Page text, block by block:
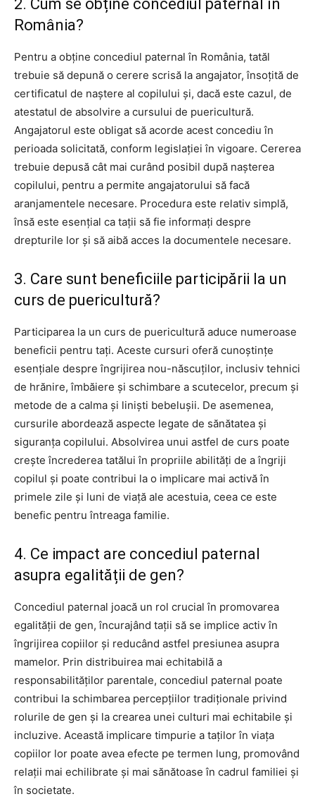
2. Cum se obține concediul paternal în
România?
Pentru a obține concediul paternal în România, tatăl
trebuie să depună o cerere scrisă la angajator, însoțită de
certificatul de naștere al copilului și, dacă este cazul, de
atestatul de absolvire a cursului de puericultură.
Angajatorul este obligat să acorde acest concediu în
perioada solicitată, conform legislației în vigoare. Cererea
trebuie depusă cât mai curând posibil după nașterea
copilului, pentru a permite angajatorului să facă
aranjamentele necesare. Procedura este relativ simplă,
însă este esențial ca tații să fie informați despre
drepturile lor și să aibă acces la documentele necesare.
3. Care sunt beneficiile participării la un
curs de puericultură?
Participarea la un curs de puericultură aduce numeroase
beneficii pentru tați. Aceste cursuri oferă cunoștințe
esențiale despre îngrijirea nou-născuților, inclusiv tehnici
de hrănire, îmbăiere și schimbare a scutecelor, precum și
metode de a calma și liniști bebelușii. De asemenea,
cursurile abordează aspecte legate de sănătatea și
siguranța copilului. Absolvirea unui astfel de curs poate
crește încrederea tatălui în propriile abilități de a îngriji
copilul și poate contribui la o implicare mai activă în
primele zile și luni de viață ale acestuia, ceea ce este
benefic pentru întreaga familie.
4. Ce impact are concediul paternal
asupra egalității de gen?
Concediul paternal joacă un rol crucial în promovarea
egalității de gen, încurajând tații să se implice activ în
îngrijirea copiilor și reducând astfel presiunea asupra
mamelor. Prin distribuirea mai echitabilă a
responsabilităților parentale, concediul paternal poate
contribui la schimbarea percepțiilor tradiționale privind
rolurile de gen și la crearea unei culturi mai echitabile și
incluzive. Această implicare timpurie a taților în viața
copiilor lor poate avea efecte pe termen lung, promovând
relații mai echilibrate și mai sănătoase în cadrul familiei și
în societate.